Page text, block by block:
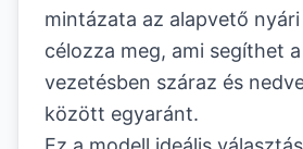
mintázata az alapvető
célozza meg, ami segíthet
vezetésben száraz és
között egyaránt.